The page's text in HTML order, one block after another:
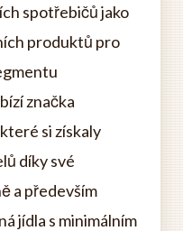
spotřebičů jako
produktů pro
značka
si získaly
díky své
a především
jídla s minimálním